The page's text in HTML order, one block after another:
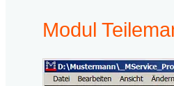
Modul